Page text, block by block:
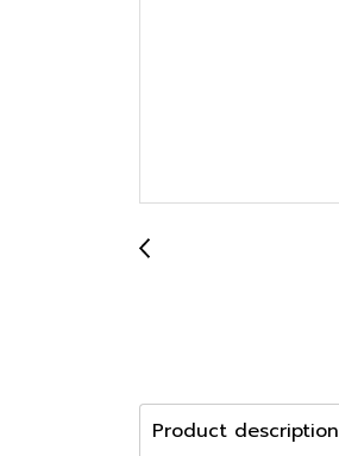
Product description